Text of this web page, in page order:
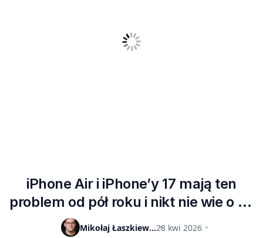
iPhone Air i iPhone’y 17 mają ten
problem od pół roku i nikt nie wie o co
chodzi Mikołaj Łaszkiewicz28 kwi 2026